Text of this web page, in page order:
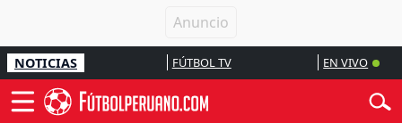
NOTICIAS FÚTBOL TV EN VIVO